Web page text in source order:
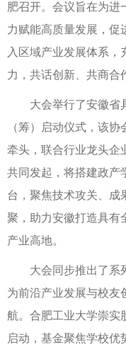
肥召开。会议旨在为进
力赋能高质量发展，促
入区域产业发展体系，
力，共话创新、共商合
大会举行了安徽省
（筹）启动仪式，该
牵头，联合行业龙头企
共同发起，将搭建政产
台，聚焦技术攻关、成
聚，助力安徽打造具有
产业高地。
大会同步推出了系
为前沿产业发展与校友
航。合肥工业大学崇实
启动，基金聚焦学校优